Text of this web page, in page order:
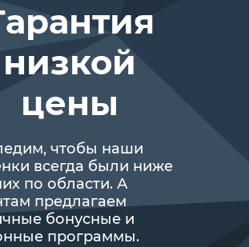
низкой
цены
чтобы наши
всегда были ниже
по области. А
предлагаем
бонусные и
программы.